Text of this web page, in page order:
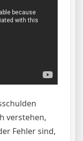
verstehen,
Fehler sind,